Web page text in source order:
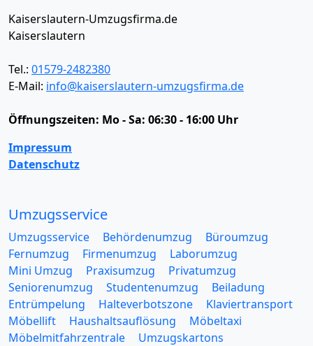
Kaiserslautern-Umzugsfirma.de
Kaiserslautern
Tel.: 01579-2482380
E-Mail: info@kaiserslautern-umzugsfirma.de
Öffnungszeiten: Mo - Sa: 06:30 - 16:00 Uhr
Impressum
Datenschutz
Umzugsservice
Umzugsservice Behördenumzug
Büroumzug
Fernumzug
Firmenumzug
Laborumzug
Mini Umzug
Praxisumzug
Privatumzug
Seniorenumzug
Studentenumzug
Beiladung
Entrümpelung
Halteverbotszone
Klaviertransport
Möbellift
Haushaltsauflösung
Möbeltaxi
Möbelmitfahrzentrale
Umzugskartons